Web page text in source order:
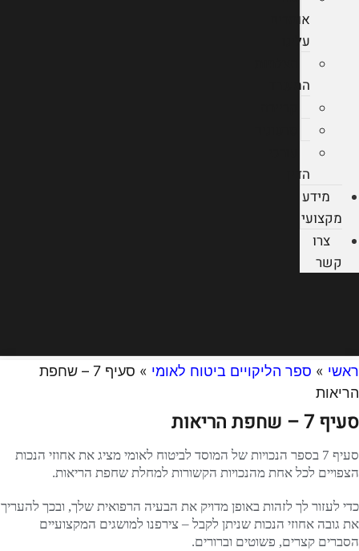
אומרים
עלינו
המשרד
הדין
מידע
מקצועי
צרו
קשר
ראשי » ספר הליקויים ביטוח לאומי »
סעיף 7 – שחפת
הריאות
סעיף 7 – שחפת הריאות
סעיף 7 בספר הנכויות של המוסד לביטוח לאומי מציג את אחוזי הנכות
הצפויים לכל אחת מהנכויות הקשורות למחלת שחפת הריאות.
כדי לעזור לך לזהות באופן מדויק את הבעיה הרפואית שלך, ובכך להעריך
את גובה אחוזי הנכות שניתן לקבל – צירפנו למושגים המקצועיים
הסברים קצרים, פשוטים וברורים.